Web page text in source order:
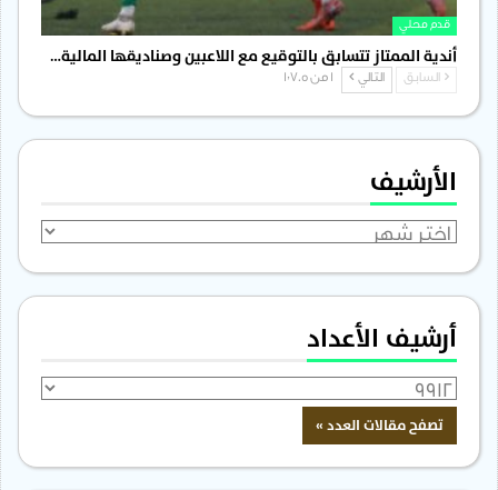
قدم محلي
أندية الممتاز تتسابق بالتوقيع مع اللاعبين وصناديقها المالية…
السابق التالي
الأرشيف
الأرشيف
أرشيف الأعداد